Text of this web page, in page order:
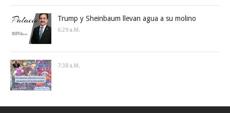
Trump y Sheinbaum llevan agua a su molino
6:29 A.m.
7:38 A.m.